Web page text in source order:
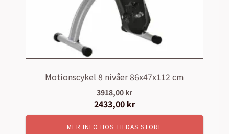
Motionscykel 8 nivåer 86x47x112 cm
3918,00kr
Det
ursprungliga
priset
2433,00 krDet
nuvarande
priset
MER INFO HOS TILDAS STORE